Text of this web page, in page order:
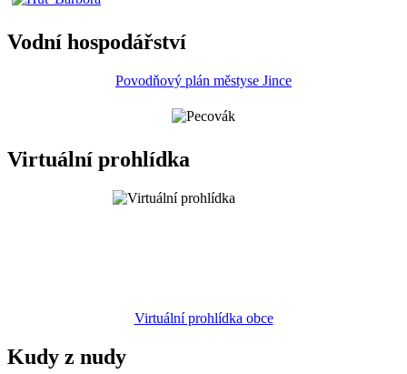
Vodní hospodářství
Povodňový plán městyse Jince
Virtuální prohlídka
Virtuální prohlídka obce
Kudy z nudy